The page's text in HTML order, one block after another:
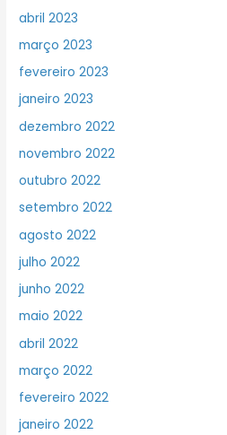
abril 2023
março 2023
fevereiro 2023
janeiro 2023
dezembro 2022
novembro 2022
outubro 2022
setembro 2022
agosto 2022
julho 2022
junho 2022
maio 2022
abril 2022
março 2022
fevereiro 2022
janeiro 2022